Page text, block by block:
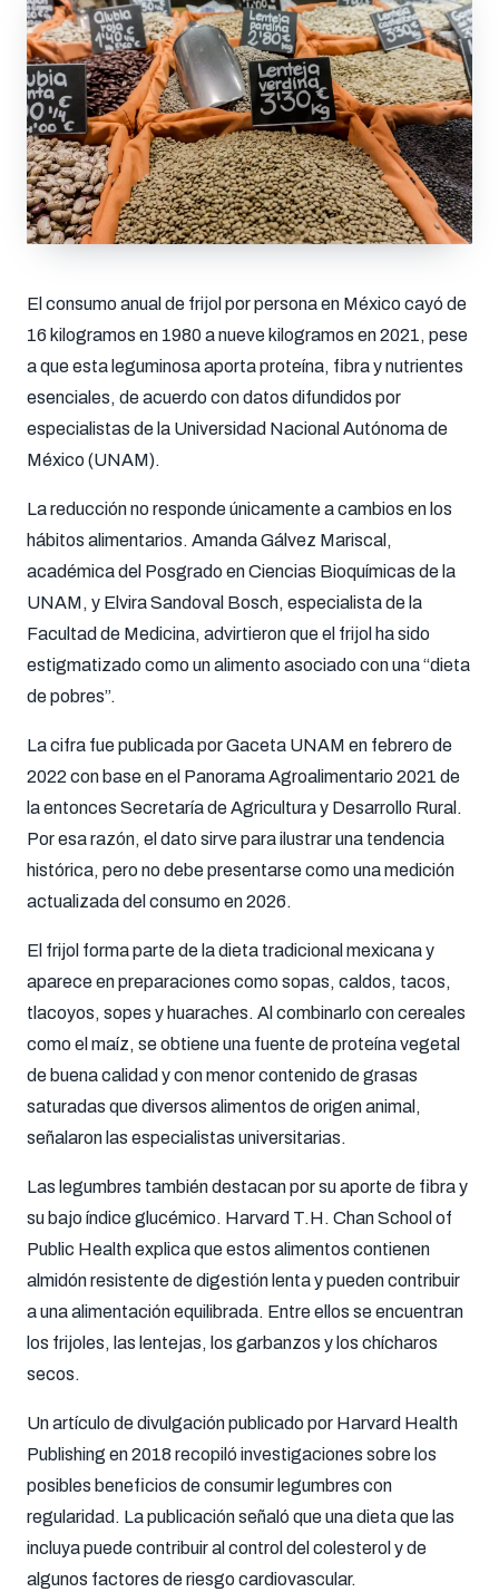
El consumo anual de frijol por persona en México cayó de
16 kilogramos en 1980 a nueve kilogramos en 2021, pese
a que esta leguminosa aporta proteína, fibra y nutrientes
esenciales, de acuerdo con datos difundidos por
especialistas de la Universidad Nacional Autónoma de
México (UNAM).
La reducción no responde únicamente a cambios en los
hábitos alimentarios. Amanda Gálvez Mariscal,
académica del Posgrado en Ciencias Bioquímicas de la
UNAM, y Elvira Sandoval Bosch, especialista de la
Facultad de Medicina, advirtieron que el frijol ha sido
estigmatizado como un alimento asociado con una “dieta
de pobres”.
La cifra fue publicada por Gaceta UNAM en febrero de
2022 con base en el Panorama Agroalimentario 2021 de
la entonces Secretaría de Agricultura y Desarrollo Rural.
Por esa razón, el dato sirve para ilustrar una tendencia
histórica, pero no debe presentarse como una medición
actualizada del consumo en 2026.
El frijol forma parte de la dieta tradicional mexicana y
aparece en preparaciones como sopas, caldos, tacos,
tlacoyos, sopes y huaraches. Al combinarlo con cereales
como el maíz, se obtiene una fuente de proteína vegetal
de buena calidad y con menor contenido de grasas
saturadas que diversos alimentos de origen animal,
señalaron las especialistas universitarias.
Las legumbres también destacan por su aporte de fibra y
su bajo índice glucémico. Harvard T.H. Chan School of
Public Health explica que estos alimentos contienen
almidón resistente de digestión lenta y pueden contribuir
a una alimentación equilibrada. Entre ellos se encuentran
los frijoles, las lentejas, los garbanzos y los chícharos
secos.
Un artículo de divulgación publicado por Harvard Health
Publishing en 2018 recopiló investigaciones sobre los
posibles beneficios de consumir legumbres con
regularidad. La publicación señaló que una dieta que las
incluya puede contribuir al control del colesterol y de
algunos factores de riesgo cardiovascular.